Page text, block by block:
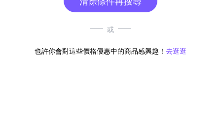
或
也許你會對這些價格優惠中的商品感興趣！ 去逛逛